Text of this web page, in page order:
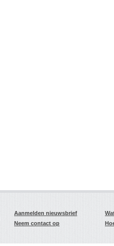
Aanmelden nieuwsbrief
Neem contact op